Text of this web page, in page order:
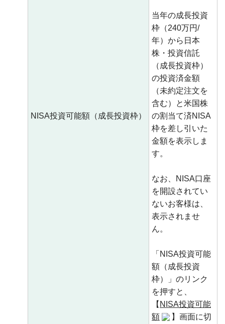
NISA投資可能額（成長投資枠）
当年の成長投資
枠（240万円/
年）から日本
株・投資信託
（成長投資枠）
の投資済金額
（未約定注文を
含む）と米国株
の割当て済NISA
枠を差し引いた
金額を表示しま
す。
なお、NISA口座
を開設されてい
ないお客様は、
表示されませ
ん。
「NISA投資可能
額（成長投資
枠）」のリンク
を押すと、
【 NISA投資可能
額
】画面に切